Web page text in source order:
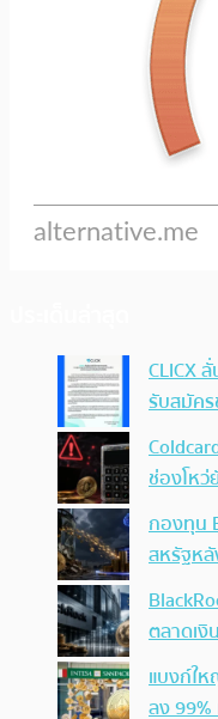
CLICX
รับสมัค
ช่องโหว่
กองทุน
สหรัฐห
ตลาดเงิ
แบงก์ใ
ลง